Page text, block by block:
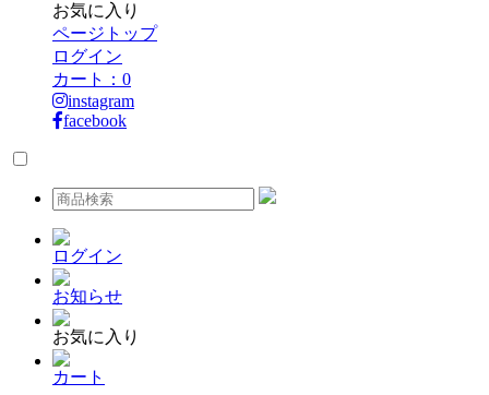
お気に入り
ページトップ
ログイン
カート： 0
instagram
facebook
ログイン
お知らせ
お気に入り
カート